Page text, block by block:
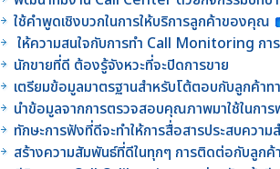
ใช้คำพูดเชิงบวกในการให้บริการลูกค้าของคุณ
ให้ความสนใจกับการทำ Call Monitoring กา
นักขายที่ดี ต้องรู้จังหวะที่จะปิดการขาย
เตรียมข้อมูลมาตรฐานสำหรับโต้ตอบกับลูกค้า
นำข้อมูลจากการตรวจสอบคุณภาพมาใช้ในก
ทักษะการฟังที่ดีจะทำให้การสื่อสารประสบความส
สร้างความสัมพันธ์ที่ดีในทุกๆ การติดต่อกับลูกค้า